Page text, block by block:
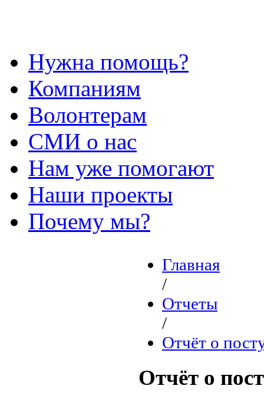
Нужна помощь?
Компаниям
Волонтерам
СМИ о нас
Нам уже помогают
Наши проекты
Почему мы?
Главная
/
Отчеты
/
Отчёт о
Отчёт о